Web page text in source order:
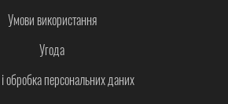
Умови використання
Угода
обробка персональних даних